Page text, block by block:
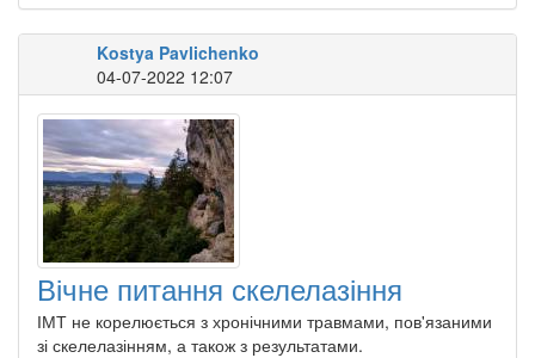
Kostya Pavlichenko
04-07-2022 12:07
Вічне питання скелелазіння
​ІМТ не корелюється з хронічними травмами, пов'язаними
зі скелелазінням, а також з результатами.